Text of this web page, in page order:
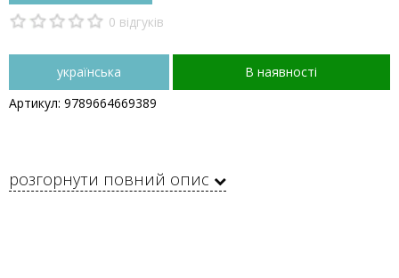
0 відгуків
українська
В наявності
Артикул: 9789664669389
розгорнути повний опис